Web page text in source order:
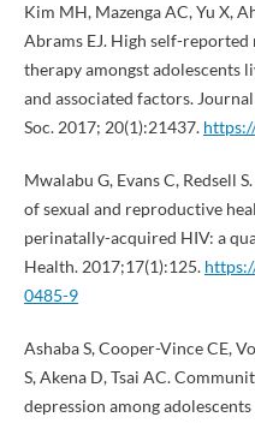
Kim MH, Mazenga AC, Yu X,
Abrams EJ. High self-
therapy amongst
and associated factors.
Soc. 2017; 20(1):21437.
Mwalabu G, Evans C, Redsell
of sexual and reproductive
perinatally-acquired HIV: a
Health. 2017;17(1):125.
0485-9
Ashaba S, Cooper-Vince CE,
S, Akena D, Tsai AC.
depression among